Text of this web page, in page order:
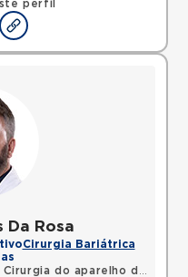
perfil
Da Rosa
Cirurgia Bariátrica
do aparelho digestivo